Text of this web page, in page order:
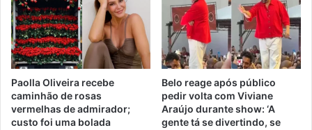
Paolla Oliveira recebe
caminhão de rosas
vermelhas de admirador;
custo foi uma bolada
Belo reage após público
pedir volta com Viviane
Araújo durante show: ‘A
gente tá se divertindo, se